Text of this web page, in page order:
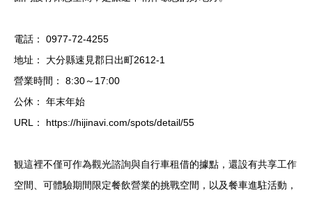
電話： 0977-72-4255
地址： 大分縣速見郡日出町2612-1
營業時間： 8:30～17:00
公休： 年末年始
URL： https://hijinavi.com/spots/detail/55
観這裡不僅可作為觀光諮詢與自行車租借的據點，還設有共享工作
空間、可體驗期間限定餐飲營業的挑戰空間，以及餐車進駐活動，